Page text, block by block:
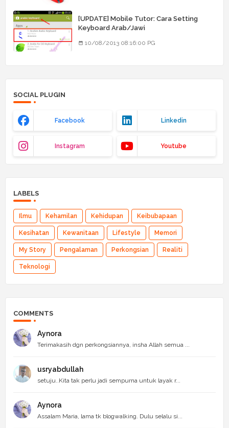
[UPDATE] Mobile Tutor: Cara Setting
Keyboard Arab/Jawi
10/08/2013 08:16:00 PG
SOCIAL PLUGIN
Facebook Linkedin
Instagram Youtube
LABELS
Ilmu Kehamilan Kehidupan Keibubapaan
Kesihatan Kewanitaan Lifestyle Memori
My Story Pengalaman Perkongsian Realiti
Teknologi
COMMENTS
Aynora
Terimakasih dgn perkongsiannya, insha Allah semua ...
usryabdullah
setuju..Kita tak perlu jadi sempurna untuk layak r...
Aynora
Assalam Maria, lama tk blogwalking. Dulu selalu si...